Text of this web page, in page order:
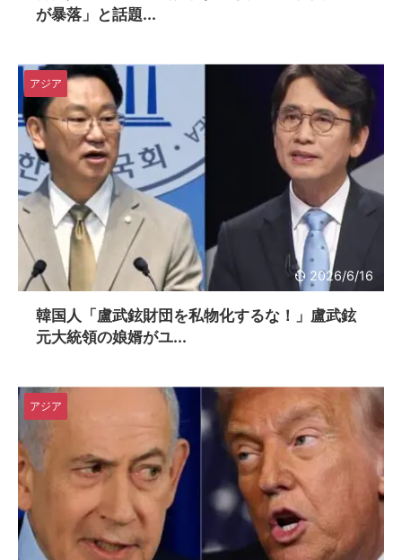
が暴落」と話題...
2026/6/16
アジア
韓国人「盧武鉉財団を私物化するな！」盧武鉉
元大統領の娘婿がユ...
アジア